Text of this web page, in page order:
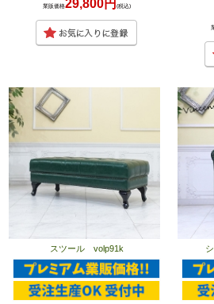
業販価格29,800円 (税込)
スツール volp91k